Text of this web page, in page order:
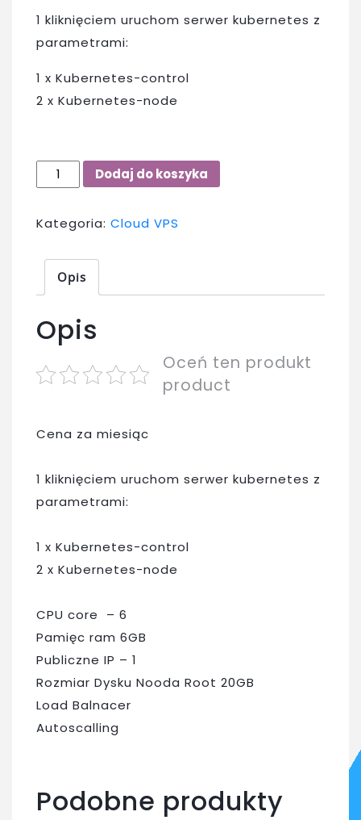
1 kliknięciem uruchom serwer kubernetes z
parametrami:
1 x Kubernetes-control
2 x Kubernetes-node
ilość
Kubernetes
1
3xCumulo
Dodaj do koszyka
Kategoria: Cloud VPS
Opis
Opis
Oceń ten produkt
product
Cena za miesiąc
1 kliknięciem uruchom serwer kubernetes z
parametrami:
1 x Kubernetes-control
2 x Kubernetes-node
CPU core – 6
Pamięc ram 6GB
Publiczne IP – 1
Rozmiar Dysku Nooda Root 20GB
Load Balnacer
Autoscalling
Podobne produkty